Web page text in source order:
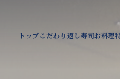
トップこだわり 返し寿司お料理